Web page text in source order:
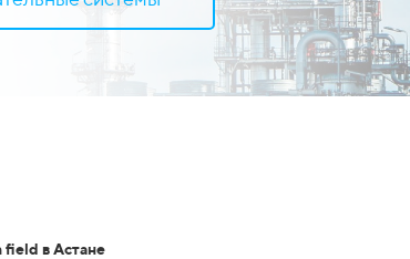
в Астане